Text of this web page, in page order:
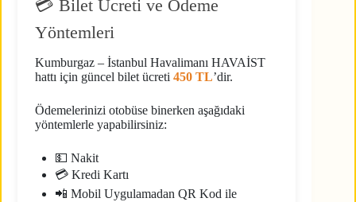
💳 Bilet Ücreti ve Ödeme
Yöntemleri
Kumburgaz – İstanbul Havalimanı HAVAİST
hattı için güncel bilet ücreti 450 TL’dir.
Ödemelerinizi otobüse binerken aşağıdaki
yöntemlerle yapabilirsiniz:
💵 Nakit
💳 Kredi Kartı
📲 Mobil Uygulamadan QR Kod ile